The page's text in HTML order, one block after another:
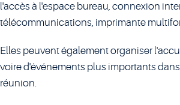
l'accès à l'espace bureau, connexion
télécommunications, imprimante
Elles peuvent également organiser
voire d'événements plus importants
réunion.